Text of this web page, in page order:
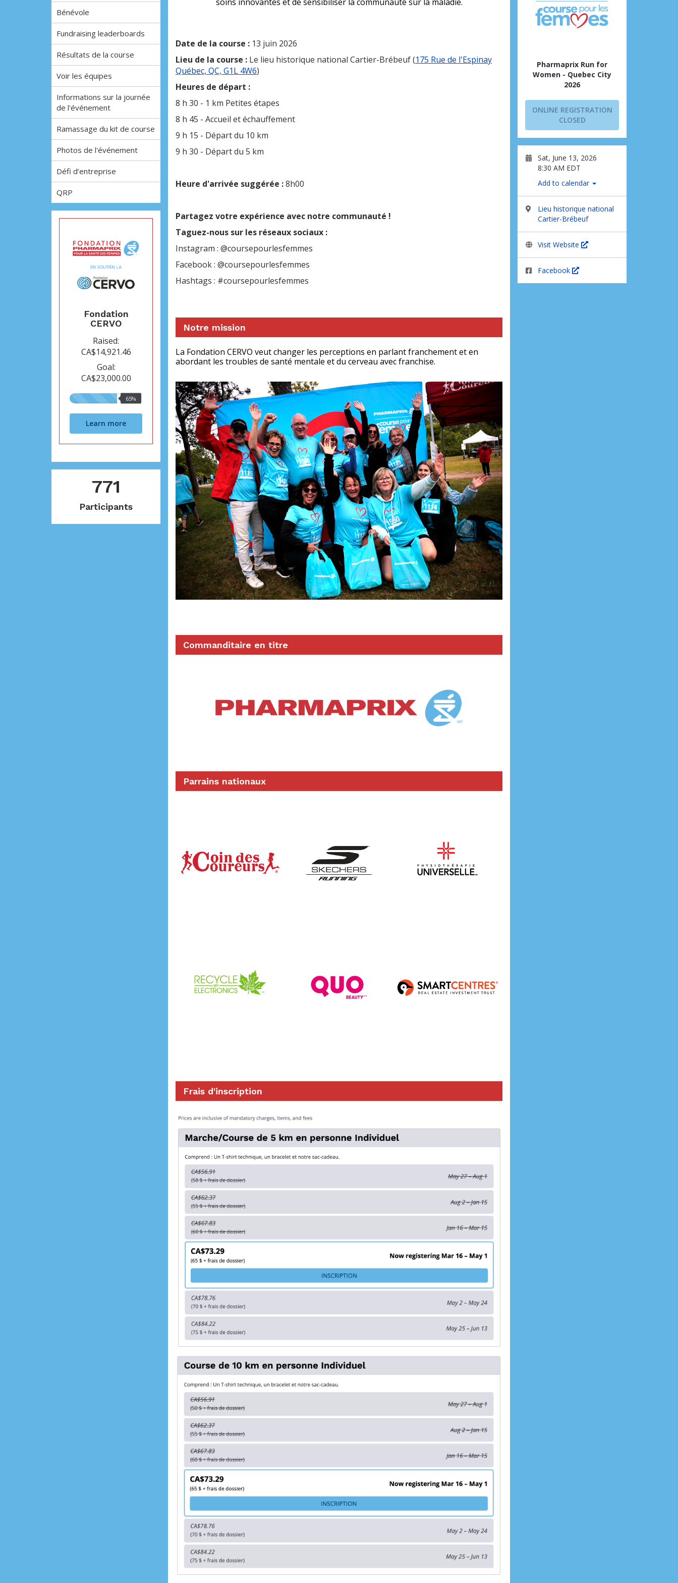
Bénévole
Fundraising leaderboards
Résultats de la course
Voir les équipes
Informations sur la journée
de l'événement
Ramassage du kit de course
Photos de l'événement
Défi d’entreprise
QRP
Fondation
CERVO
Raised:
CA$14,921.46
Goal:
CA$23,000.00
65%
65%
Learn more
771
Participants
Pharmaprix Run for
Women - Quebec City
2026
ONLINE REGISTRATION
CLOSED
Sat, June 13, 2026
8:30 AM EDT
Add to calendar
Lieu historique national
Cartier-Brébeuf
Visit Website
Facebook
Date de la course : 13 juin 2026
Lieu de la course : Le lieu historique national Cartier-Brébeuf (175 Rue de l'Espinay
Québec, QC, G1L 4W6)
Heures de départ :
8 h 30 - 1 km Petites étapes
8 h 45 - Accueil et échauffement
9 h 15 - Départ du 10 km
9 h 30 - Départ du 5 km
Heure d'arrivée suggérée :8h00
Partagez votre expérience avec notre communauté !
Taguez-nous sur les réseaux sociaux :
Instagram : @coursepourlesfemmes
Facebook : @coursepourlesfemmes
Hashtags : #coursepourlesfemmes
Notre mission
La Fondation CERVO veut changer les perceptions en parlant franchement et en
abordant les troubles de santé mentale et du cerveau avec franchise.
Commanditaire en titre
Parrains nationaux
Frais d'inscription